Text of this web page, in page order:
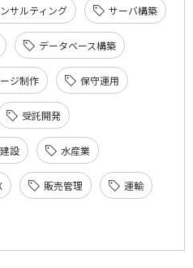
サルティング サーバ構築
データベース構築
ジ制作 保守運用
受託開発
建設 水産業
販売管理 運輸